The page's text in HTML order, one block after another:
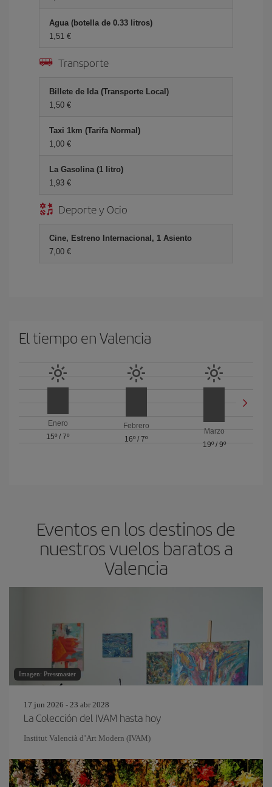
Agua (botella de 0.33 litros)
1,51 €
Transporte
Billete de Ida (Transporte Local)
1,50 €
Taxi 1km (Tarifa Normal)
1,00 €
La Gasolina (1 litro)
1,93 €
Deporte y Ocio
Cine, Estreno Internacional, 1 Asiento
7,00 €
El tiempo en Valencia
Enero
15º /7º
Febrero
16º / 7º
Marzo
19º/ 9º
Eventos en los destinos de
nuestros vuelos baratos a
Valencia
Imagen: Pressmaster
17 jun 2026 - 23 abr 2028
La Colección del IVAM hasta hoy
Institut Valencià d’Art Modern (IVAM)